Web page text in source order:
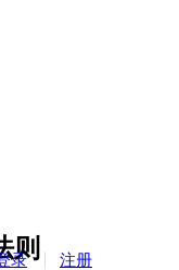
录 注册
则